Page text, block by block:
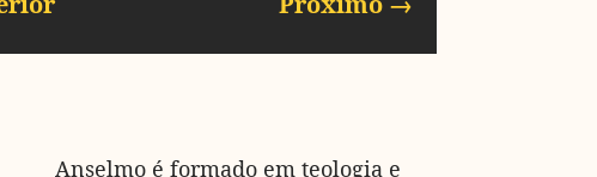
Anselmo é formado em teologia e